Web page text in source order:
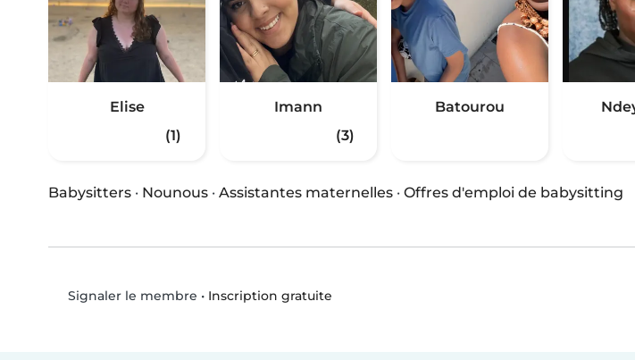
Elise
(1)
Imann
(3)
Batourou
Babysitters · Nounous · Assistantes maternelles · Offres d'emploi de babysitting
Signaler le membre • Inscription gratuite